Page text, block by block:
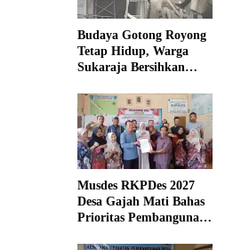
Budaya Gotong Royong
Tetap Hidup, Warga
Sukaraja Bersihkan
Musdes RKPDes 2027
Desa Gajah Mati Bahas
Prioritas Pembangunan